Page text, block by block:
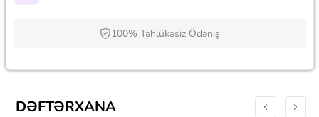
100% Təhlükəsiz Ödəniş
DƏFTƏRXANA